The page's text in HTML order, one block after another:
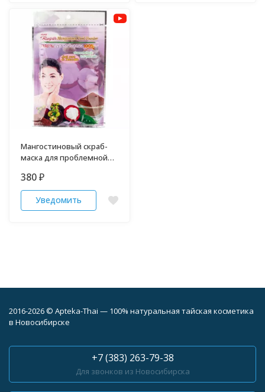
Мангостиновый скраб-
маска для проблемной
380₽
Уведомить
2016-2026 © Apteka-Thai — 100% натуральная тайская косметика
в Новосибирске
+7 (383) 263-79-38
Для звонков из Новосибирска